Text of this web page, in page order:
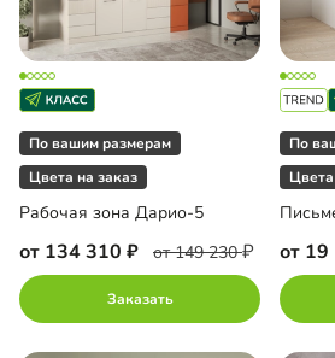
По вашим размерам
Цвета на заказ
Рабочая зона Дарио-5
от 134 310 от 149 230
Заказать
По
от 19